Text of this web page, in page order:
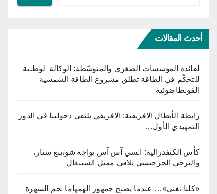
أحدث المقالات
لفائدة المؤسسات الصغرى والمتوسّطة: الوكالة الوطنية
للتحكّم في الطاقة تطلق مشروع الطاقة الشمسية
الفولطاضوئية
رابطة الأبطال الافريقية: الافريقي يلتقي دجوليبا في الدور
التمهيدي الأول…
كأس الكنفدرالية: السي آس آس يواجه شوتينع ستار،
والترجي الجرجيسي يلاقي ممثل السينغال
«كلنا نغني»… عندما يصبح جمهور الهمهاما نجم السهرة